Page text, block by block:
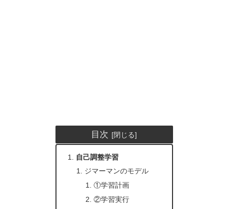
目次
自己調整学習
ジマーマンのモデル
①学習計画
②学習実行